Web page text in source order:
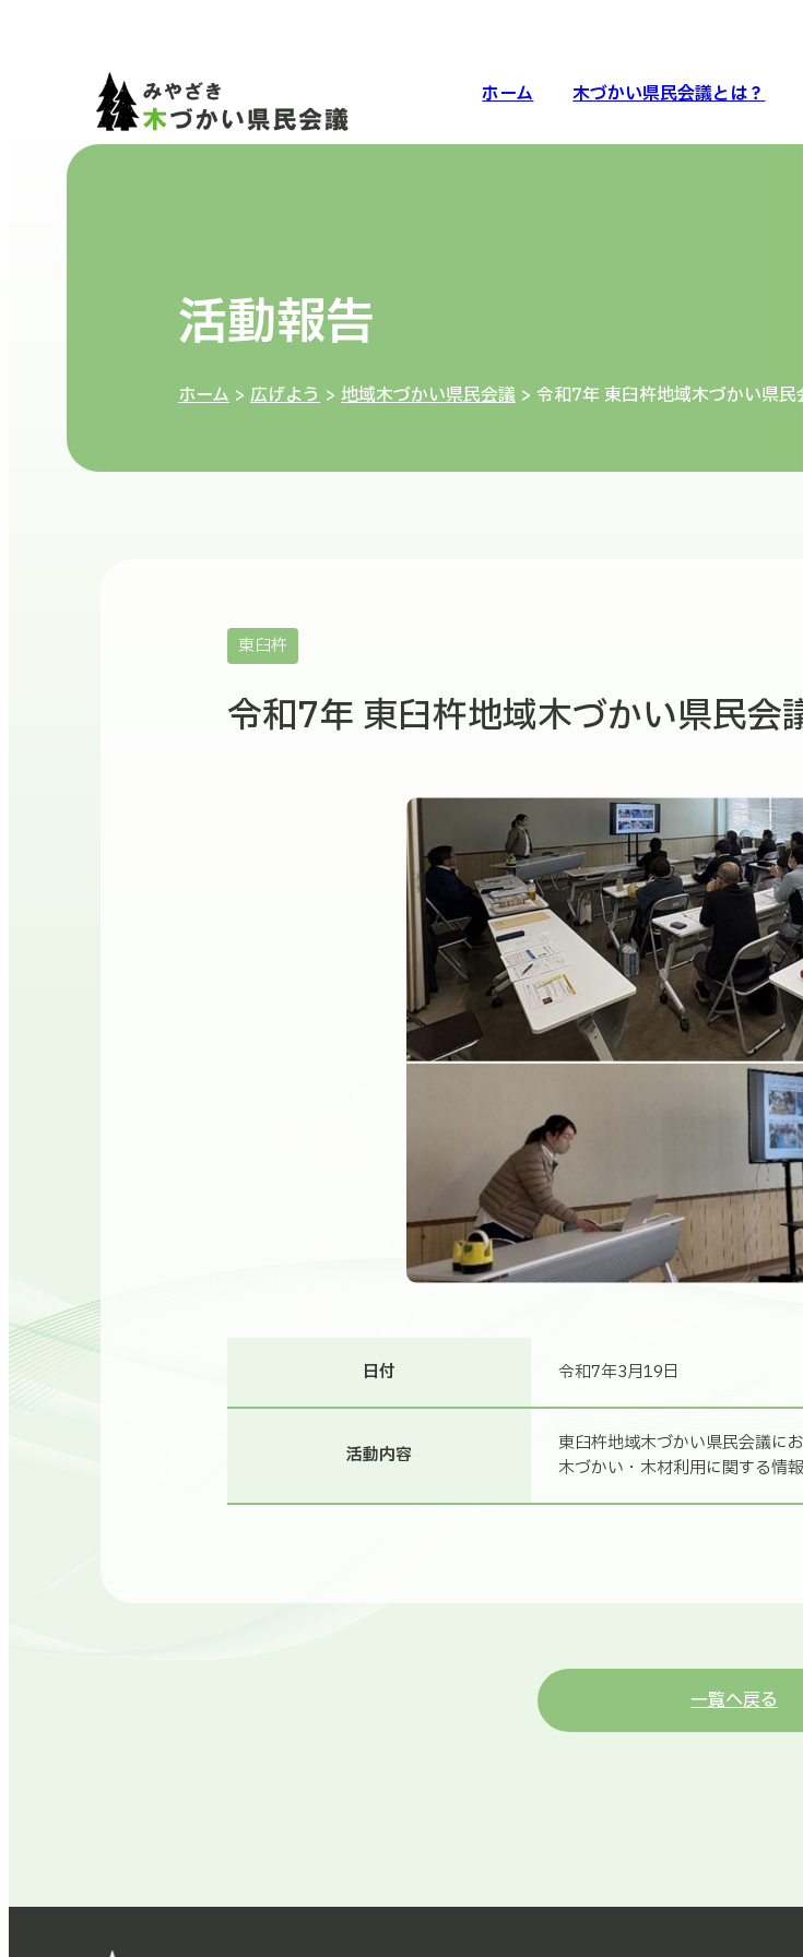
ホーム 木づかい県民会議とは？
活動報告
ホーム >広げよう >地域木づかい県民会議 > 令和7年 東臼杵地域木づかい県民
東臼杵
令和7年 東臼杵地域木づかい県民会
日付 令和7年3月19日
活動内容
東臼杵地域木づかい県民会議に
木づかい・木材利用に関する情
一覧へ戻る